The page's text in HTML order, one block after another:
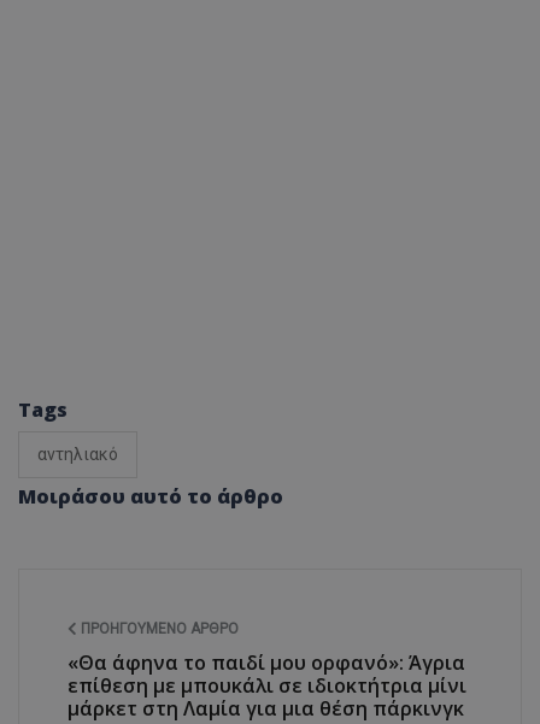
Tags
αντηλιακό
Μοιράσου αυτό το άρθρο
ΠΡΟΗΓΟΎΜΕΝΟ ΆΡΘΡΟ
«Θα άφηνα το παιδί μου ορφανό»: Άγρια
επίθεση με μπουκάλι σε ιδιοκτήτρια μίνι
μάρκετ στη Λαμία για μια θέση πάρκινγκ